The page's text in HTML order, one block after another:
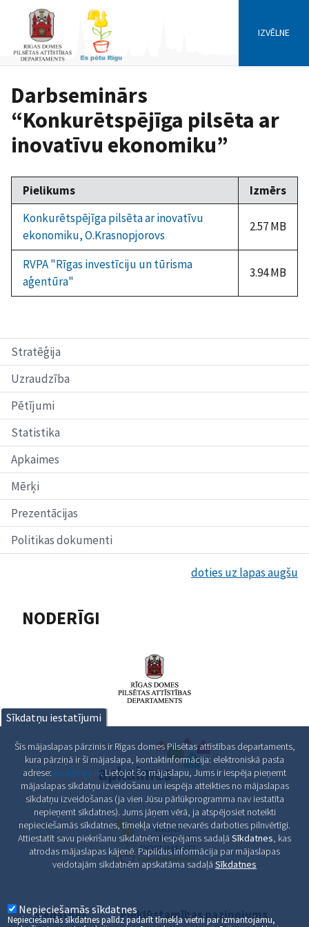
IZVĒLNE
Stratēģija
Uzraudzība
Pētījumi
Statistika
Apkaimes
Mērķi
Prezentācijas
Politikas dokumenti
Darbseminārs
“Konkurētspējīga pilsēta ar
inovatīvu ekonomiku”
Pielikums
Izmērs
Konkurētspējīga pilsēta ar inovatīvu
ekonomiku, O.Krasnopjorovs
2.57 MB
RVPA "Rīgas investīciju un tūrisma
aģentūra"
3.94 MB
doties uz lapas augšu
NODERĪGI
Sīkdatnes Piekļūstamības paziņojums
Sīkdatņu iestatījumi
Šīs mājaslapas pārzinis ir Rīgas domes Pilsētas attīstības departaments,
kura pārziņā ir šī mājaslapa, kontaktinformācija: elektroniskā pasta
adrese: pad@riga.lv. Lietojot šo mājaslapu, Jums ir iespēja pieņemt
mājaslapas sīkdatņu izveidošanu un iespēja atteikties no mājaslapas
sīkdatņu izveidošanas (ja vien Jūsu pārlūkprogramma nav iestatīta
nepieņemt sīkdatnes). Jums jāņem vērā, ja atspējosiet noteikti
nepieciešamās sīkdatnes, tīmekļa vietne nevarēs darboties pilnvērtīgi.
Attiestatīt savu piekrišanu sīkdatnēm iespējams sadaļā Sīkdatnes, kas
atrodas mājaslapas kājenē. Papildus informācija par mājaslapas
veidotajām sīkdatnēm apskatāma sadaļā Sīkdatnes
Nepieciešamās sīkdatnes
Nepieciešamās sīkdatnes palīdz padarīt tīmekļa vietni par izmantojamu,